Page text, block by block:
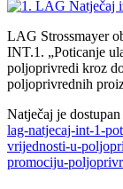
LAG Strossmayer
INT.1. „Poticanje
poljoprivredi kroz
poljoprivrednih
Natječaj je
lag-natjecaj-int-1-
vrijednosti-u-
promociju-